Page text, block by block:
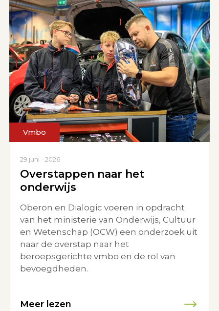
tot plannen
Meer lezen
29 juni - 2026
VO-raad zoekt bestuurders
en schoolleiders voor
denktank visie vmbo
Meer lezen
Vmbo
29 juni - 2026
Overstappen naar het
onderwijs
Oberon en Dialogic voeren in opdracht
van het ministerie van Onderwijs, Cultuur
en Wetenschap (OCW) een onderzoek uit
naar de overstap naar het
beroepsgerichte vmbo en de rol van
bevoegdheden.
Meer lezen